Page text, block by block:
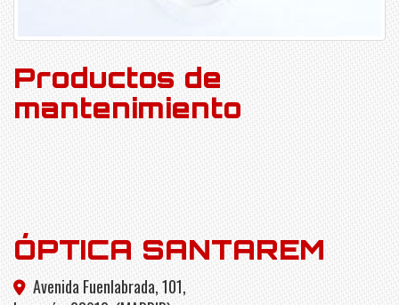
Productos de
mantenimiento
ÓPTICA SANTAREM
Avenida Fuenlabrada, 101,